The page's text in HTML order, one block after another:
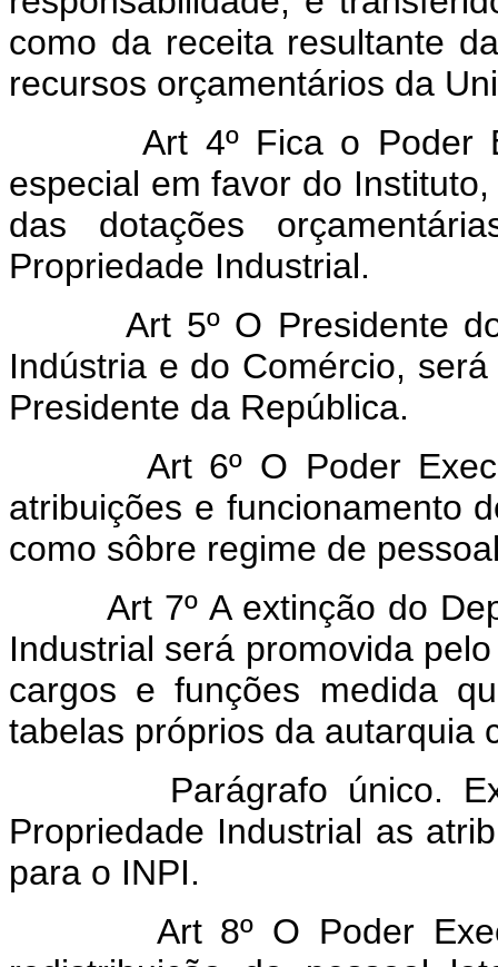
como da receita resultante
recursos orçamentários da
Art 4º Fica o Poder
especial em favor do
das dotações
Propriedade Industrial.
Art 5º O Presidente
Indústria e do Comércio,
Presidente da República.
Art 6º O Poder
atribuições e funcionamento
como sôbre regime de
Art 7º A extinção do
Industrial será promovida
cargos e funções medida
tabelas próprios da autarquia
Parágrafo único.
Propriedade Industrial as
para o INPI.
Art 8º O Poder